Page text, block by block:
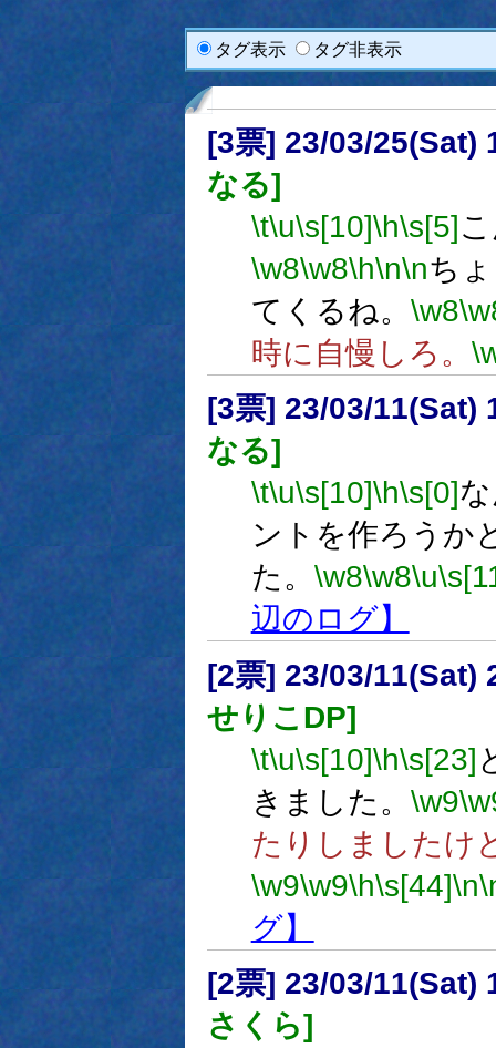
タグ表示 タグ非表示
[3票] 23/03/25(Sat)
なる]
\t\u\s[10]\h\s[5]
\w8\w8\h\n\nち
てくるね。 \w8
時に自慢しろ。
[3票] 23/03/11(Sat)
なる]
\t\u\s[10]\h\s[0]
ントを作ろうか
た。 \w8\w8\u
辺のログ】
[2票] 23/03/11(Sat)
せりこDP]
\t\u\s[10]\h\s[23]
きました。 \w9
たりしましたけ
\w9\w9\h\s[44]\n
グ】
[2票] 23/03/11(Sat)
さくら]